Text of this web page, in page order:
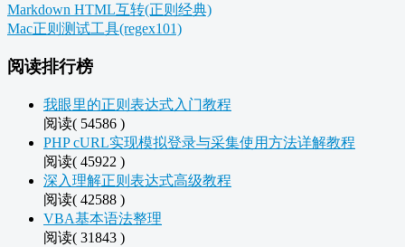
Markdown HTML互转(正则经典)
Mac正则测试工具(regex101)
阅读排行榜
我眼里的正则表达式入门教程
阅读( 54586 )
PHP cURL实现模拟登录与采集使用方法详解教程
阅读( 45922 )
深入理解正则表达式高级教程
阅读( 42588 )
VBA基本语法整理
阅读( 31843 )